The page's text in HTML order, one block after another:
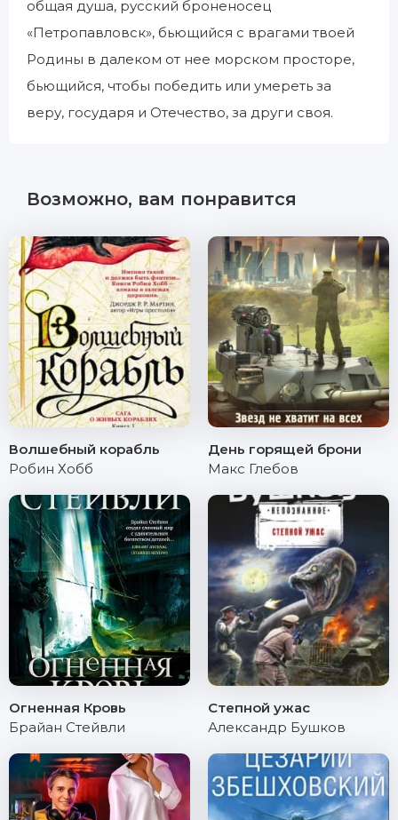
общая душа, русский броненосец
«Петропавловск», бьющийся с врагами твоей
Родины в далеком от нее морском просторе,
бьющийся, чтобы победить или умереть за
веру, государя и Отечество, за други своя.
Возможно, вам понравится
Волшебный корабль
Робин Хобб
День горящей брони
Макс Глебов
Огненная Кровь
Брайан Стейвли
Степной ужас
Александр Бушков